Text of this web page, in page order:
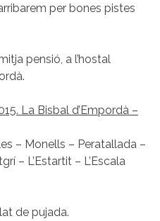
per bones pistes
pensió, a l’hostal
La Bisbal d’Empordà –
– Monells – Peratallada –
– L’Estartit – L’Escala
de pujada.